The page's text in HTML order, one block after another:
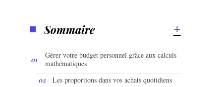
Sommaire
Gérer votre budget personnel grâce aux calculs
mathématiques
Les proportions dans vos achats quotidiens